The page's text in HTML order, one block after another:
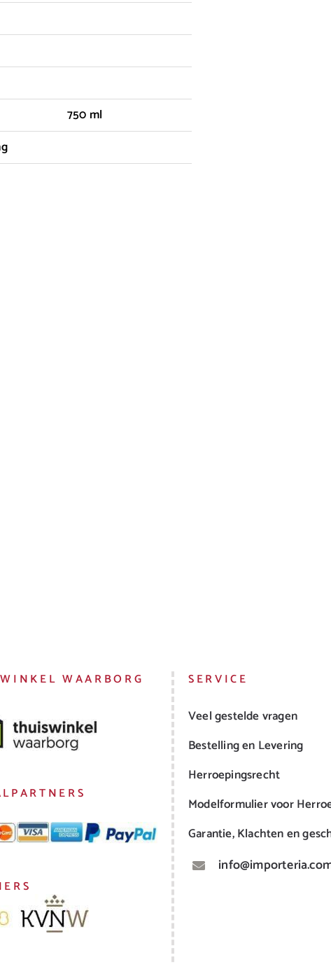
750 ml
WAARBORG SERVICE
Veel gestelde vragen
Bestelling en Levering
Herroepingsrecht
Modelformulier voor
Garantie, Klachten en